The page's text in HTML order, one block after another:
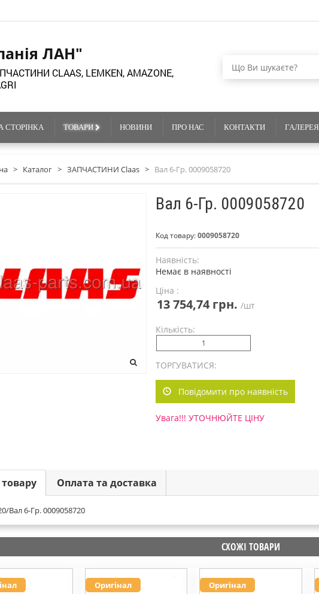
ЛАН"
CLAAS, LEMKEN, AMAZONE,
СТОРІНКА ТОВАРИ НОВИНИ ПРО НАС КОНТАКТИ ГАЛЕРЕЯ
> Каталог > ЗАПЧАСТИНИ Claas > Вал 6-Гр. 0009058720
Вал 6-Гр. 0009058720
Код товару:0009058720
Наявність:
Немає в наявності
Ціна :
13 754,74 грн. /шт
Кількість:
ТОРГУВАТИСЯ:
Повідомити про наявність
Увага!!! УТОЧНЮЙТЕ ЦІНУ
Оплата та доставка
Вал 6-Гр. 0009058720
СХОЖІ ТОВАРИ
Оригінал Оригінал